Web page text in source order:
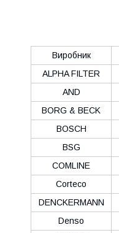
Виробник
ALPHA FILTER
AND
BORG & BECK
BOSCH
BSG
COMLINE
Corteco
DENCKERMANN
Denso